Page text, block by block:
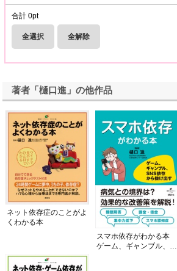
合計 0pt
全選択 全解除
著者「樋口進」の他作品
ネット依存症のことがよ
くわかる本
スマホ依存がわかる本
ゲーム、ギャンブル、Ｓ